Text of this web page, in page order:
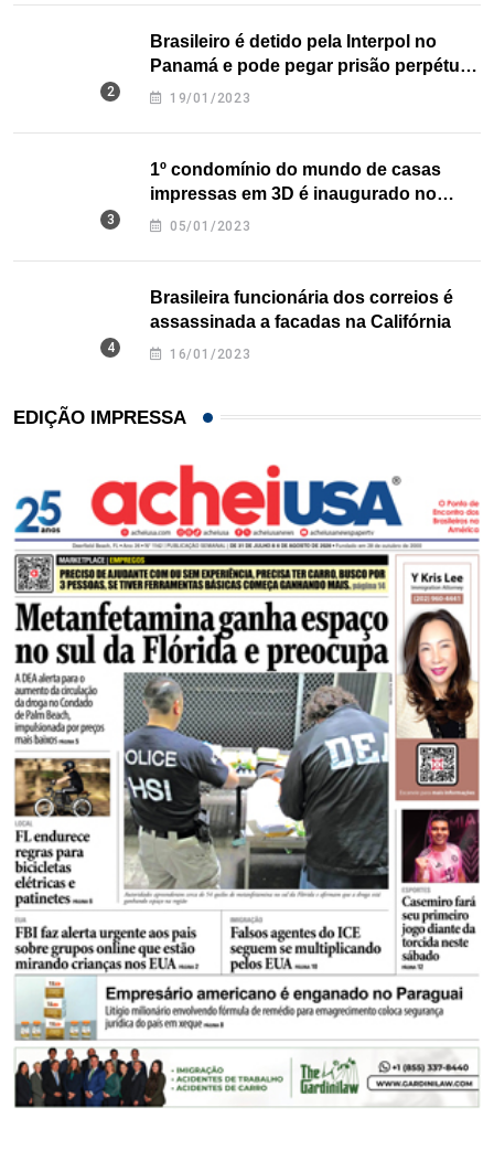
Brasileiro é detido pela Interpol no
Panamá e pode pegar prisão perpétua
nos EUA
19/01/2023
1º condomínio do mundo de casas
impressas em 3D é inaugurado no
Texas
05/01/2023
Brasileira funcionária dos correios é
assassinada a facadas na Califórnia
16/01/2023
EDIÇÃO IMPRESSA